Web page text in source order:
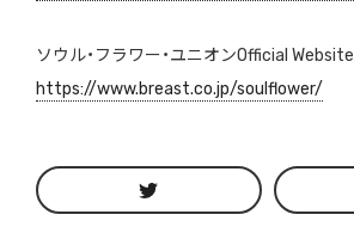
ソウル・フラワー・ユニオンOfficial Website
https://www.breast.co.jp/soulflower/